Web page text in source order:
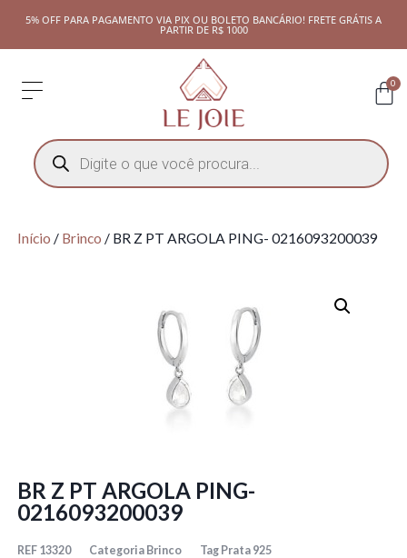
5% OFF PARA PAGAMENTO VIA PIX OU BOLETO BANCÁRIO! FRETE GRÁTIS A
PARTIR DE R$ 1000
0
Início / Brinco / BR Z PT ARGOLA PING- 0216093200039
BR Z PT ARGOLA PING-
0216093200039
REF 13320 Categoria Brinco Tag Prata 925